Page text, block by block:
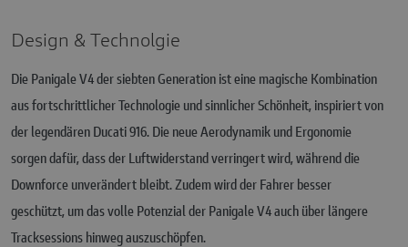
Design & Technolgie
Die Panigale V4 der siebten Generation ist eine magische Kombination
aus fortschrittlicher Technologie und sinnlicher Schönheit, inspiriert von
der legendären Ducati 916. Die neue Aerodynamik und Ergonomie
sorgen dafür, dass der Luftwiderstand verringert wird, während die
Downforce unverändert bleibt. Zudem wird der Fahrer besser
geschützt, um das volle Potenzial der Panigale V4 auch über längere
Tracksessions hinweg auszuschöpfen.